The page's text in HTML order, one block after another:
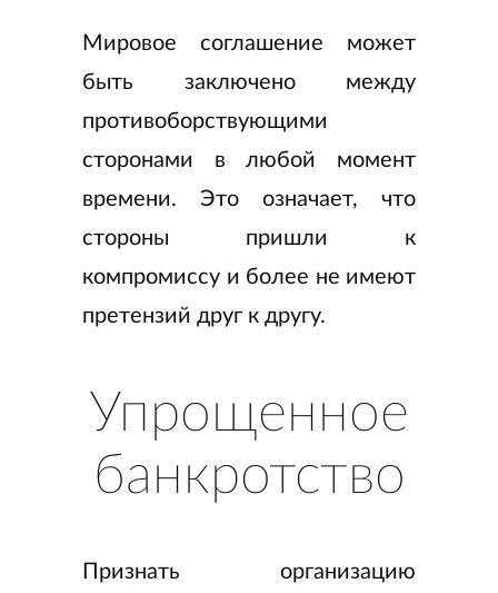
Мировое соглашение может
быть заключено между
противоборствующими
сторонами в любой момент
времени. Это означает, что
стороны пришли к
компромиссу и более не имеют
претензий друг к другу.
Упрощенное
банкротство
Признать организацию